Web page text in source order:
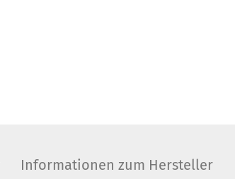
Informationen zum Hersteller